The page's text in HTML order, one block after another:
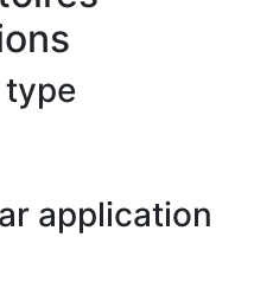
type
application